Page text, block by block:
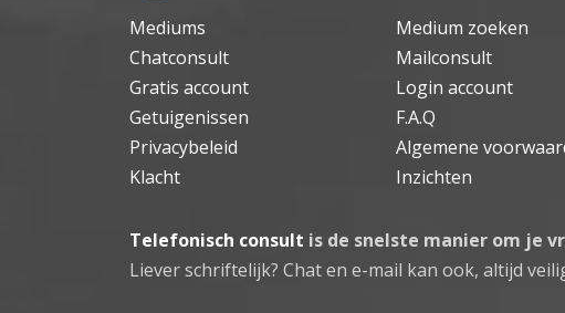
Mediums Medium zoeken
Chatconsult
Mailconsult
Gratis account
Login account
Getuigenissen
F.A.Q
Privacybeleid
Algemene
Klacht
Inzichten
Telefonisch consult is de snelste manier om je
Liever schriftelijk? Chat en e-mail kan ook, altijd